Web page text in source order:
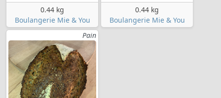
0.44 kg
Boulangerie Mie & You
0.44 kg
Boulangerie Mie & You
Pain